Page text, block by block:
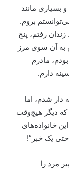
بسیاری مانند
بروم.
رفتم، پنج
به آن سوی مرز
مادرم
دارم.
دار شدم، اما
دیگر هیچ‌وقت
خانواده‌های
یک خبر”!
مرد را